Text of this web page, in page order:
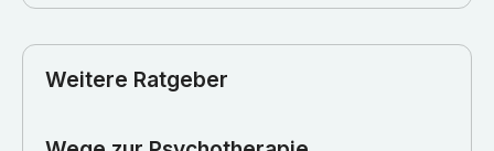
Weitere Ratgeber